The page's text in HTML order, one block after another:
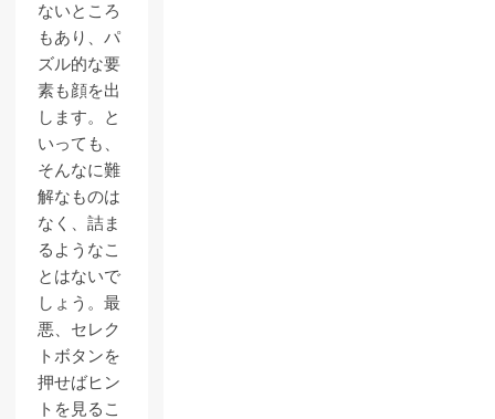
ないところ
もあり、パ
ズル的な要
素も顔を出
します。と
いっても、
そんなに難
解なものは
なく、詰ま
るようなこ
とはないで
しょう。最
悪、セレク
トボタンを
押せばヒン
トを見るこ